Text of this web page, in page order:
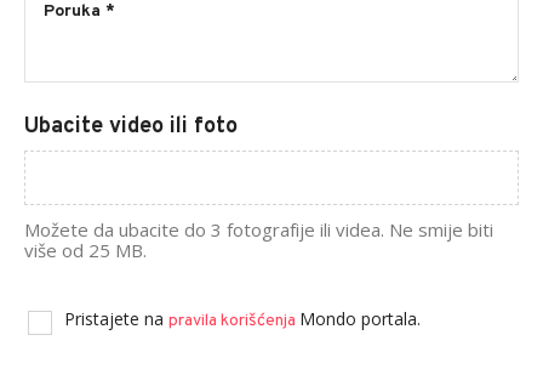
Ubacite video ili foto
Možete da ubacite do 3 fotografije ili videa. Ne smije biti
više od 25 MB.
Pristajete na pravila korišćenja Mondo portala.